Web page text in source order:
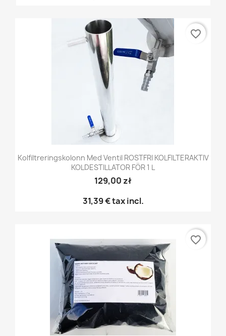
Kolfiltreringskolonn Med Ventil ROSTFRI KOLFILTERAKTIV
KOLDESTILLATOR FÖR 1 L
129,00 zł
31,39 €tax incl.
favorite_border
favorite_border